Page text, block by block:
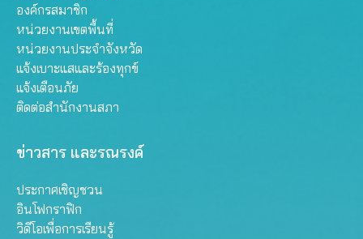
องค์กรสมาชิก
หน่วยงานเขตพื้นที่
หน่วยงานประจำจังหวัด
แจ้งเบาะแสและร้องทุกข์
แจ้งเตือนภัย
ติดต่อสำนักงานสภา
ข่าวสาร และรณรงค์
ประกาศเชิญชวน
อินโฟกราฟิก
วิดีโอเพื่อการเรียนรู้